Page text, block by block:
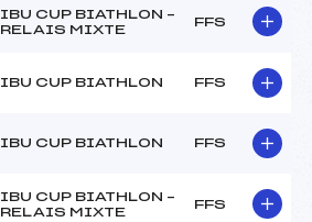
IBU CUP BIATHLON –
RELAIS MIXTE
FFS
IBU CUP BIATHLON FFS
IBU CUP BIATHLON FFS
IBU CUP BIATHLON –
RELAIS MIXTE
FFS